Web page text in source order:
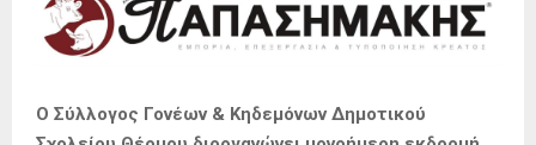
Ο Σύλλογος Γονέων & Κηδεμόνων Δημοτικού